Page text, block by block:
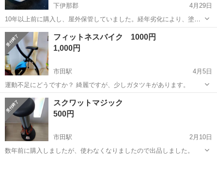
下伊那郡
4月29日
10年以上前に購入し、屋外保管していました。経年劣化により、塗装
膜が剥がれています。イノーロゴも劣化により黄ばんでいます、 気に
されなければそのまま使用出来ますが、再塗装か、ラッピング必要で
す。 本体とキー、BOX内にスキー...
長野 下伊那郡 スキー イノー
フィットネスバイク 1000円
1,000円
市田駅
4月5日
運動不足にどうですか？ 綺麗ですが、少しガタツキがあります。
長野 下伊那郡 市田駅 フィットネス、トレーニング
スクワットマジック
500円
市田駅
2月10日
数年前に購入しましたが、使わなくなりましたので出品しました。